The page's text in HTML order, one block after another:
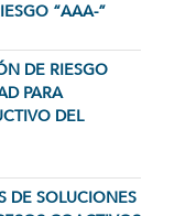
“AAA-”
DE RIESGO
PARA
DEL
DE SOLUCIONES